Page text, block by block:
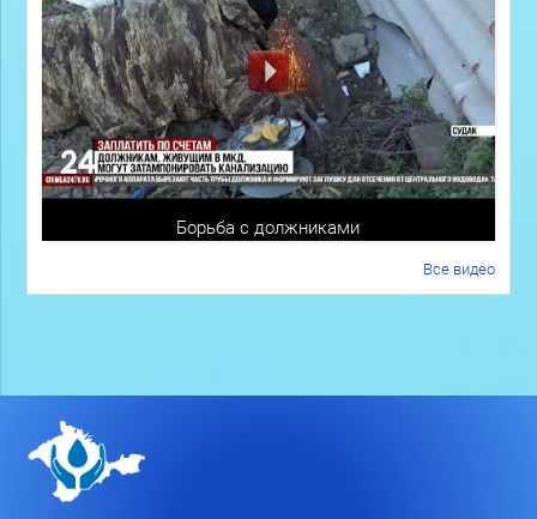
Борьба с должниками
Все видео